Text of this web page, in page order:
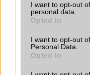
not limited to your visit
grant or deny consent
use your data for
consent section.
I want to opt-out
personal data.
Opted In
I want to opt-out
Personal Data.
Opted In
Galaxy készülék
iPhone
rántja le
A szeptemberi